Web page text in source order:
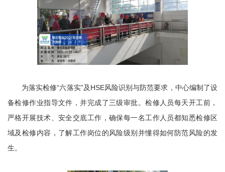
为落实检修“六落实”及HSE风险识别与防范要求，中心编制了设
备检修作业指导文件，并完成了三级审批。检修人员每天开工前，
严格开展技术、安全交底工作，确保每一名工作人员都知悉检修区
域及检修内容，了解工作岗位的风险级别并懂得如何防范风险的发
生。